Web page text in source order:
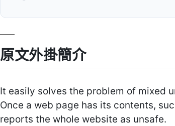
原文外掛簡介
It easily solves the problem of mixed
Once a web page has its contents,
reports the whole website as unsafe.